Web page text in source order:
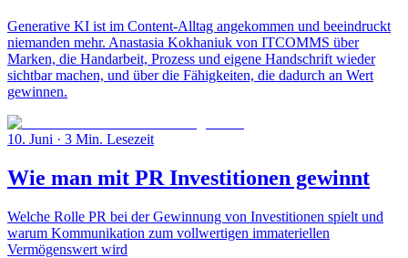
Generative KI ist im Content-Alltag angekommen und beeindruckt
niemanden mehr. Anastasia Kokhaniuk von ITCOMMS über
Marken, die Handarbeit, Prozess und eigene Handschrift wieder
sichtbar machen, und über die Fähigkeiten, die dadurch an Wert
gewinnen.
10. Juni · 3 Min. Lesezeit
Wie man mit PR Investitionen gewinnt
Welche Rolle PR bei der Gewinnung von Investitionen spielt und
warum Kommunikation zum vollwertigen immateriellen
Vermögenswert wird